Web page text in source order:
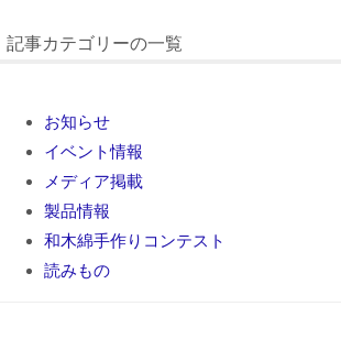
記事カテゴリーの一覧
お知らせ
イベント情報
メディア掲載
製品情報
和木綿手作りコンテスト
読みもの